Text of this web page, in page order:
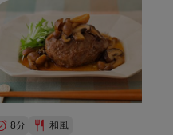
準備時間：10分】
8分
和風